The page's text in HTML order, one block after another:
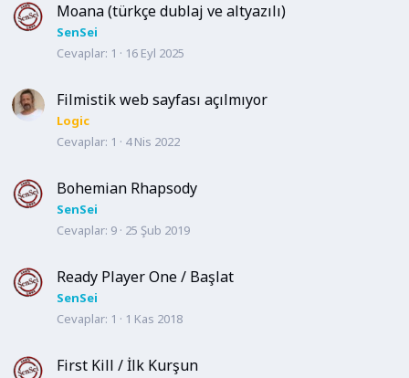
Moana (türkçe dublaj ve altyazılı)
SenSei
Cevaplar 1 16 Eyl 2025
Filmistik web sayfası açılmıyor
Logic
Cevaplar 1 4 Nis 2022
Bohemian Rhapsody
SenSei
Cevaplar 9 25 Şub 2019
Ready Player One / Başlat
SenSei
Cevaplar 1 1 Kas 2018
First Kill / İlk Kurşun